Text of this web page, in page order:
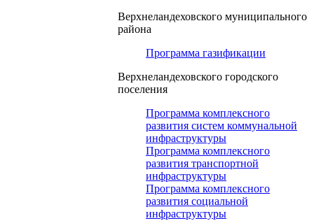
Верхнеландеховского муниципального
района
Программа газификации
Верхнеландеховского городского
поселения
Программа комплексного
развития систем коммунальной
инфраструктуры
Программа комплексного
развития транспортной
инфраструктуры
Программа комплексного
развития социальной
инфраструктуры